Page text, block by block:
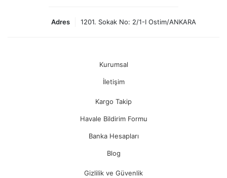
Adres 1201. Sokak No: 2/1-I Ostim/ANKARA
Kurumsal
İletişim
Kargo Takip
Havale Bildirim Formu
Banka Hesapları
Blog
Gizlilik ve Güvenlik